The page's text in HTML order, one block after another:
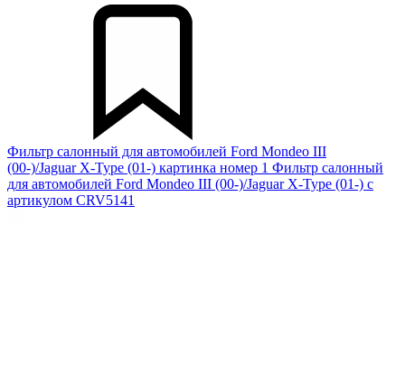
Фильтр салонный для автомобилей Ford Mondeo III
(00-)/Jaguar X-Type (01-) картинка номер 1 Фильтр салонный
для автомобилей Ford Mondeo III (00-)/Jaguar X-Type (01-) с
артикулом CRV5141